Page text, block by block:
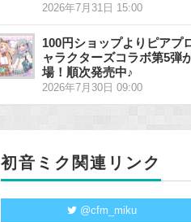
2026年7月31日 15:00
100円ショップよりピアプ
ャラクターズコラボ第5弾
場！順次発売中♪
2026年7月30日 09:00
初音ミク関連リンク
@cfm_miku